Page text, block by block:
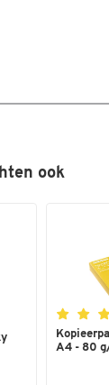
ook
A4 - 80